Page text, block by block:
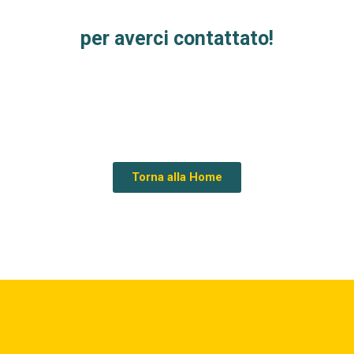
per averci contattato!
Torna alla Home